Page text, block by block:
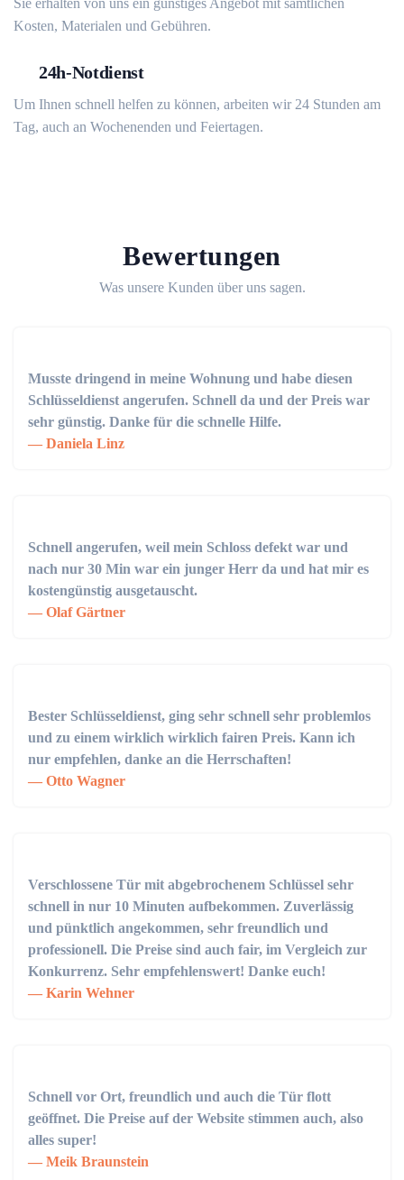
Sie erhalten von uns ein günstiges Angebot mit sämtlichen
Kosten, Materialen und Gebühren.
24h-Notdienst
Um Ihnen schnell helfen zu können, arbeiten wir 24 Stunden am
Tag, auch an Wochenenden und Feiertagen.
Bewertungen
Was unsere Kunden über uns sagen.
Musste dringend in meine Wohnung und habe diesen
Schlüsseldienst angerufen. Schnell da und der Preis war
sehr günstig. Danke für die schnelle Hilfe.
Daniela Linz
Schnell angerufen, weil mein Schloss defekt war und
nach nur 30 Min war ein junger Herr da und hat mir es
kostengünstig ausgetauscht.
Olaf Gärtner
Bester Schlüsseldienst, ging sehr schnell sehr problemlos
und zu einem wirklich wirklich fairen Preis. Kann ich
nur empfehlen, danke an die Herrschaften!
Otto Wagner
Verschlossene Tür mit abgebrochenem Schlüssel sehr
schnell in nur 10 Minuten aufbekommen. Zuverlässig
und pünktlich angekommen, sehr freundlich und
professionell. Die Preise sind auch fair, im Vergleich zur
Konkurrenz. Sehr empfehlenswert! Danke euch!
Karin Wehner
Schnell vor Ort, freundlich und auch die Tür flott
geöffnet. Die Preise auf der Website stimmen auch, also
alles super!
Meik Braunstein